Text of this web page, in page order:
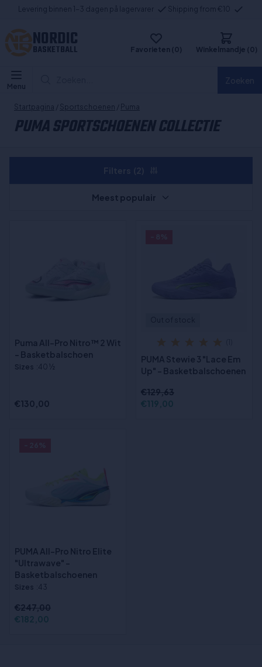
Levering binnen 1-3 dagen på lagervarer Shipping from €10
NORDIC
BASKETBALL Favorieten (0) Winkelmandje (0)
Menu
Startpagina / Sportschoenen / Puma
PUMA SPORTSCHOENEN COLLECTIE
Puma All-Pro Nitro™ 2 Wit
- Basketbalschoen
Sizes :40 ½
€130,00
PUMA Stewie 3 "Lace Em
Up" - Basketbalschoenen
€129,63
€119,00
PUMA All-Pro Nitro Elite
"Ultrawave" -
Basketbalschoenen
Sizes :43
€247,00
€182,00
Meest populair